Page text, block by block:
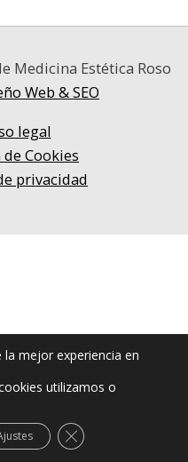
Medicina Estética Roso
Web & SEO
legal
Cookies
privacidad
mejor experiencia en
utilizamos o
Cerrar el banner de